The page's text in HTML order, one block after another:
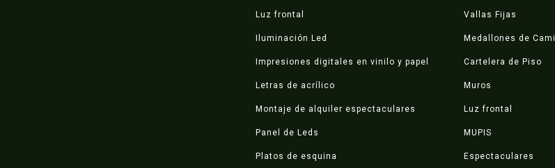
Luz frontal
Iluminación Led
Impresiones digitales en vinilo y papel
Letras de acrílico
Montaje de alquiler espectaculares
Panel de Leds
Platos de esquina
Vallas Fijas
Medallones de
Cartelera de Piso
Muros
Luz frontal
MUPIS
Espectaculares